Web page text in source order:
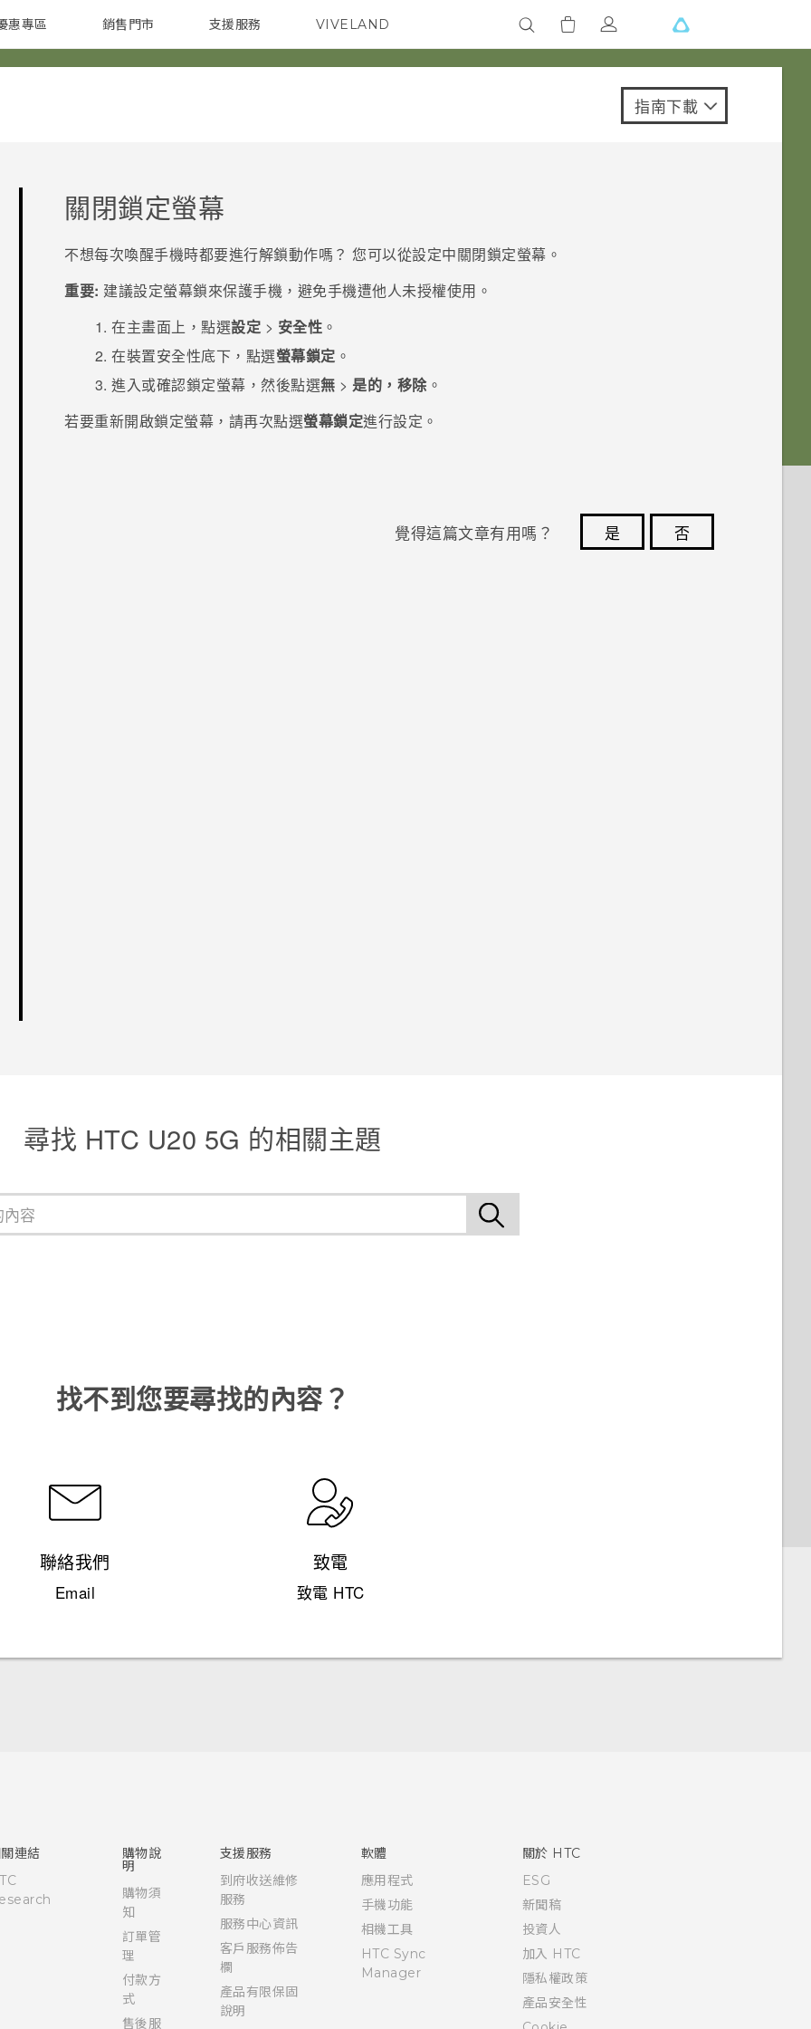
智慧型手機 配件
惠專區
點訊息 校園專案 企業採購
銷售門市
銷售通路 支援服務 VIVELAND
指南下載
關閉鎖定螢幕
不想每次喚醒手機時都要進行解鎖動作嗎？ 您可以從設定中關閉鎖定螢幕。
重要: 建議設定螢幕鎖來保護手機，避免手機遭他人未授權使用。
在主畫面上，點選設定 > 安全性 。
在裝置安全性底下，點選螢幕鎖定 。
進入或確認鎖定螢幕，然後點選無 > 是的，移除。
若要重新開啟鎖定螢幕，請再次點選螢幕鎖定進行設定。
覺得這篇文章有用嗎？ 是
否
尋找 ‎HTC U20 5G 的相關主題
找不到您要尋找的內容？
聯絡我們
Email
致電
致電 HTC
User manual
連結
購物說
明
購物須
知
訂單管
理
付款方
式
售後服
支援服務
到府收送維修
服務
服務中心資訊
客戶服務佈告
欄
產品有限保固
說明
軟體
應用程式
手機功能
相機工具
HTC Sync
Manager
關於 HTC
ESG
新聞稿
投資人
加入 HTC
隱私權政策
產品安全性